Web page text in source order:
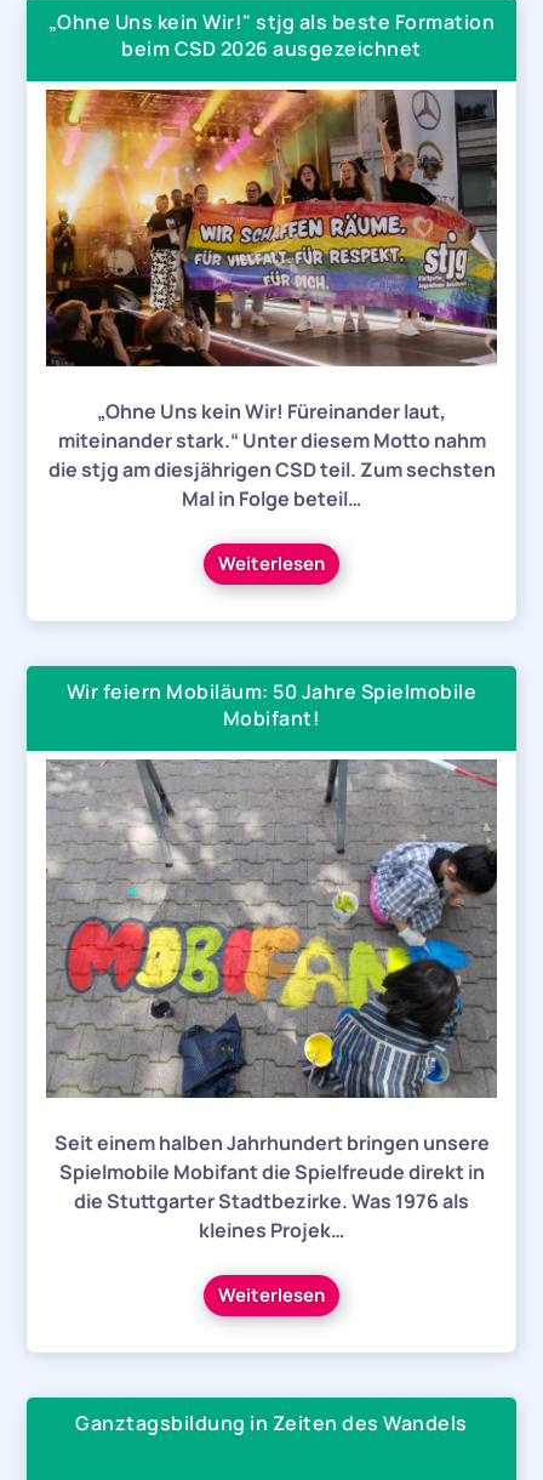
„Ohne Uns kein Wir!" stjg als beste Formation
beim CSD 2026 ausgezeichnet
„Ohne Uns kein Wir! Füreinander laut,
miteinander stark.“ Unter diesem Motto nahm
die stjg am diesjährigen CSD teil. Zum sechsten
Mal in Folge beteil…
Weiterlesen
Wir feiern Mobiläum: 50 Jahre Spielmobile
Mobifant!
Seit einem halben Jahrhundert bringen unsere
Spielmobile Mobifant die Spielfreude direkt in
die Stuttgarter Stadtbezirke. Was 1976 als
kleines Projek…
Weiterlesen
Ganztagsbildung in Zeiten des Wandels